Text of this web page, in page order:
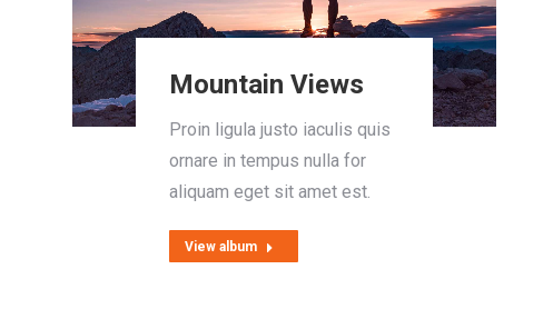
Mountain Views
Proin ligula justo iaculis quis
ornare in tempus nulla for
aliquam eget sit amet est.
View album